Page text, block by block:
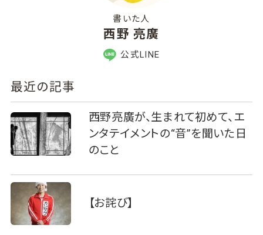
書いた人
西野 亮廣
公式LINE
最近の記事
西野亮廣が、生まれて初めて、エ
ンタテイメントの“音”を聞いた日
のこと
【お詫び】